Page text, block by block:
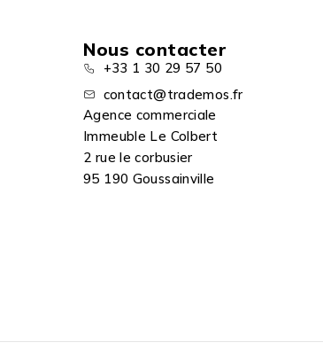
Nous contacter
+33 1 30 29 57 50
contact@trademos.fr
Agence commerciale
Immeuble Le Colbert
2 rue le corbusier
95 190 Goussainville